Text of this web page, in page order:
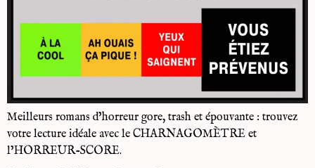
Meilleurs romans d’horreur gore, trash et épouvante : trouvez
votre lecture idéale avec le CHARNAGOMÈTRE et
l’HORREUR-SCORE.